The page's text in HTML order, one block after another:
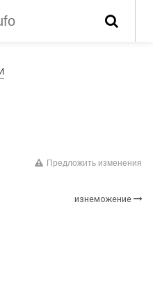
Предложить изменения
изнеможение